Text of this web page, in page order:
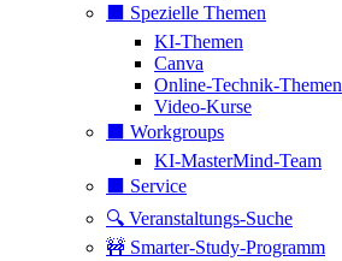
⬛️ Spezielle Themen
KI-Themen
Canva
Online-Technik-Themen
Video-Kurse
⬛️ Workgroups
KI-MasterMind-Team
⬛️ Service
🔍 Veranstaltungs-Suche
🚧 Smarter-Study-Programm